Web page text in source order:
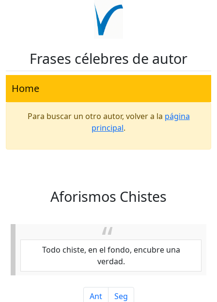
Frases célebres de autor
Home
Para buscar un otro autor, volver a la página
principal.
Aforismos Chistes
Todo chiste, en el fondo, encubre una
verdad.
Ant Seg